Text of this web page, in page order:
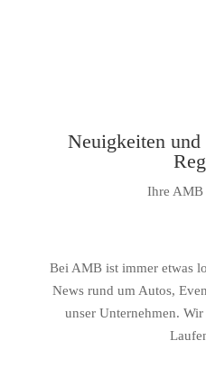
Neuigkeiten
Ihre
Bei AMB ist immer etwas
News rund um Autos,
unser Unternehmen.